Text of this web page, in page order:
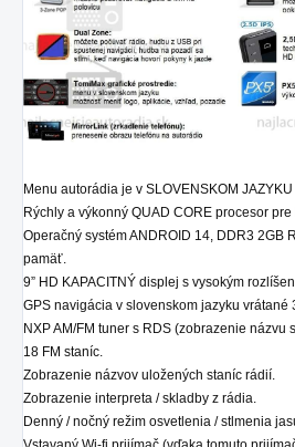
Menu autorádia je v SLOVENSKOM
Rýchly a výkonný QUAD CORE procesor
Operačný systém ANDROID 14, DDR3 2GB
pamäť.
9” HD KAPACITNÝ displej s vysokým
GPS navigácia v slovenskom jazyku vrátané
NXP AM/FM tuner s RDS (zobrazenie názvu
18 FM staníc.
Zobrazenie názvov uložených staníc rádií.
Zobrazenie interpreta / skladby z rádia.
Denný / nočný režim osvetlenia / stlmenia